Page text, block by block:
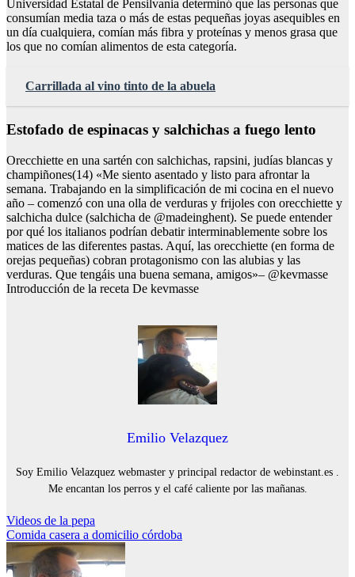
Universidad Estatal de Pensilvania determinó que las personas que
consumían media taza o más de estas pequeñas joyas asequibles en
un día cualquiera, comían más fibra y proteínas y menos grasa que
los que no comían alimentos de esta categoría.
Carrillada al vino tinto de la abuela
Estofado de espinacas y salchichas a fuego lento
Orecchiette en una sartén con salchichas, rapsini, judías blancas y
champiñones(14) «Me siento asentado y listo para afrontar la
semana. Trabajando en la simplificación de mi cocina en el nuevo
año – comenzó con una olla de verduras y frijoles con orecchiette y
salchicha dulce (salchicha de @madeinghent). Se puede entender
por qué los italianos podrían debatir interminablemente sobre los
matices de las diferentes pastas. Aquí, las orecchiette (en forma de
orejas pequeñas) cobran protagonismo con las alubias y las
verduras. Que tengáis una buena semana, amigos»– @kevmasse
Introducción de la receta De kevmasse
Emilio Velazquez
Soy Emilio Velazquez webmaster y principal redactor de webinstant.es .
Me encantan los perros y el café caliente por las mañanas.
Navegación
de
entradas
Videos de la pepa
Comida casera a domicilio córdoba